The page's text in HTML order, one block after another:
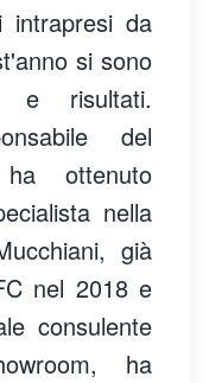
intrapresi da
si sono
e risultati.
del
ottenuto
nella
già
nel 2018 e
consulente
ha